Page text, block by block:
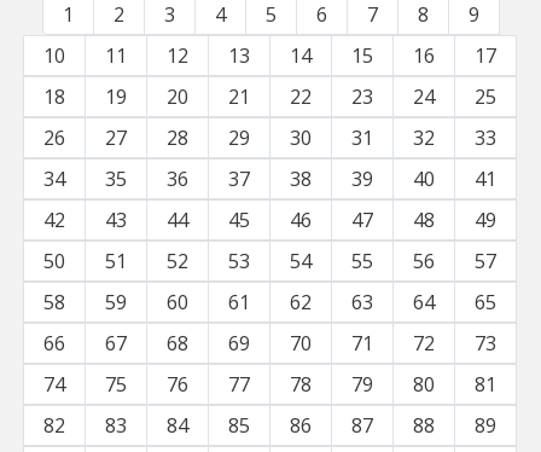
1 2 3 4 5 6 7 8
9
10
11 12 13 14 15 16
17
18
19 20 21 22 23 24
25
26
27 28 29 30 31 32
33
34
35 36 37 38 39 40
41
42
43 44 45 46 47 48
49
50
51 52 53 54 55 56
57
58
59 60 61 62 63 64
65
66
67 68 69 70 71 72
73
74
75 76 77 78 79 80
81
82
83 84 85 86 87 88
89